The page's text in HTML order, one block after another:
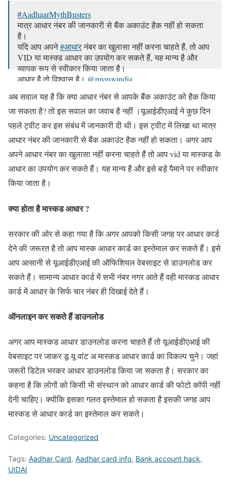
#AadhaarMythBusters
मात्र आधार नंबर की जानकारी से बैंक अकाउंट हैक नहीं हो सकता
है।
यदि आप अपने#आधारनंबर का खुलासा नहीं करना चाहते हैं, तो आप
VID या मास्क्ड आधार का उपयोग कर सकते हैं, यह मान्य है और
व्यापक रूप से स्वीकार किया जाता है।
आधार है तो विश्वास है। @mygovindia
pic.twitter.com/bCW3E92cFI
— Aadhaar (@UIDAI)September 19, 2022
अब सवाल यह है कि क्या आधार नंबर से आपके बैंक अकाउंट को हैक किया
जा सकता है? तो इस सवाल का जवाब है नहीं ।यूआईडीएआई ने कुछ दिन
पहले ट्वीट कर इस संबंध में जानकारी दी थी। इस ट्वीट में लिखा था मात्र
आधार नंबर की जानकारी से बैंक अकाउंट हैक नहीं हो सकता। अगर आप
अपने आधार नंबर का खुलासा नहीं करना चाहते हैं तो आप vid या मास्कड के
आधार का उपयोग कर सकते हैं। यह मान्य है और इसे बड़े पैमाने पर स्वीकार
किया जाता है।
क्या होता है मास्कड आधार ?
सरकार की ओर से कहा गया है कि अगर आपको किसी जगह पर आधार कार्ड
देने की जरूरत है तो आप मास्क आधार कार्ड का इस्तेमाल कर सकते हैं। इसे
आप आसानी से यूआईडीएआई की ऑफिशियल वेबसाइट से डाउनलोड कर
सकते हैं। सामान्य आधार कार्ड में सभी नंबर नगर आते हैं वही मास्कड आधार
कार्ड में आधार के सिर्फ चार नंबर ही दिखाई देते हैं।
ऑनलाइन कर सकते हैं डाउनलोड
अगर आप मास्कड आधार डाउनलोड करना चाहते हैं तो यूआईडीएआई की
वेबसाइट पर जाकर डू यू वांट अ मास्कड आधार कार्ड का विकल्प चुने। जहां
जरूरी डिटेल भरकर आधार डाउनलोड किया जा सकता है। सरकार का
कहना है कि लोगों को किसी भी संस्थान को आधार कार्ड की फोटो कॉपी नहीं
देनी चाहिए। क्योंकि इसका गलत इस्तेमाल हो सकता है इसकी जगह आप
मास्कड से आधार कार्ड का इस्तेमाल कर सकते।
Categories: Uncategorized
Tags: Aadhar Card, Aadhar card info, Bank account hack,
UIDAI